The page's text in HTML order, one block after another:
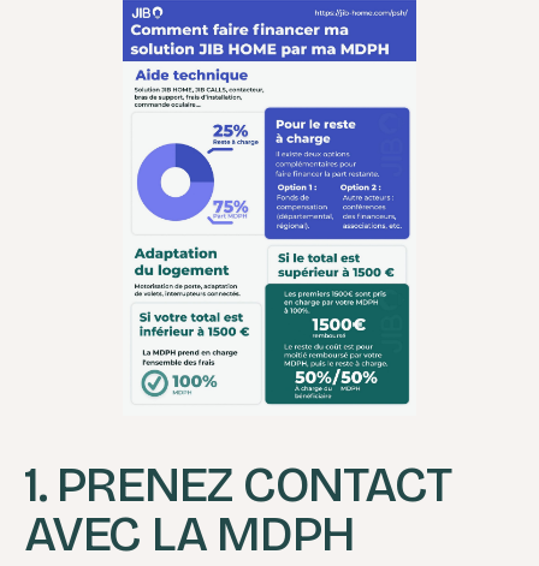
1. PRENEZ CONTACT
AVEC LA MDPH